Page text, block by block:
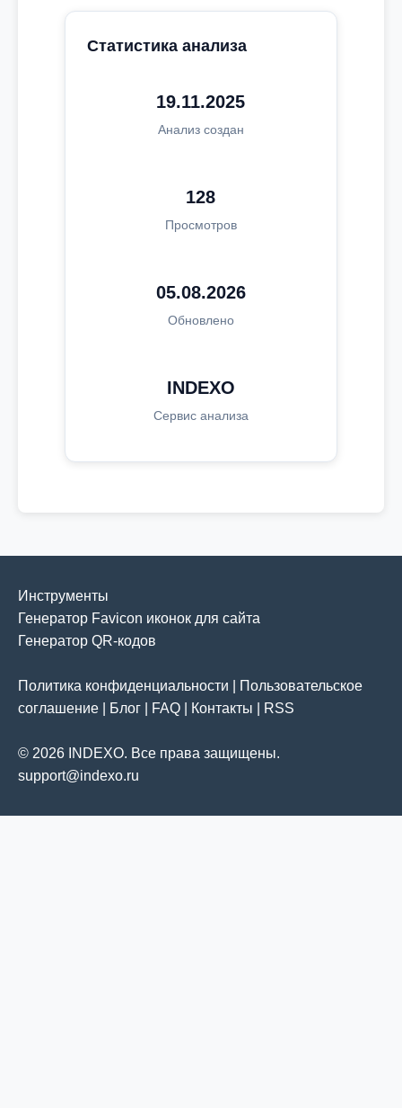
Статистика анализа
19.11.2025
Анализ создан
128
Просмотров
05.08.2026
Обновлено
INDEXO
Сервис анализа
Инструменты
Генератор Favicon иконок для сайта
Генератор QR-кодов
Политика конфиденциальности
Пользовательское
соглашение
Блог FAQ Контакты RSS
© 2026 INDEXO. Все права защищены.
support@indexo.ru